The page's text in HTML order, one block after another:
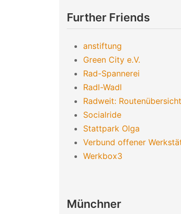
Further Friends
anstiftung
Green City e.V.
Rad-Spannerei
Radl-Wadl
Radweit: Routenübersicht
Socialride
Stattpark Olga
Verbund offener
Werkbox3
Münchner